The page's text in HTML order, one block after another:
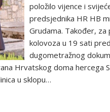
položilo vijence i
predsjednika HR HB
Grudama. Također, za
kolovoza u 19 sati
dugometražnog
Hrvatskog doma hercega
u sklopu…